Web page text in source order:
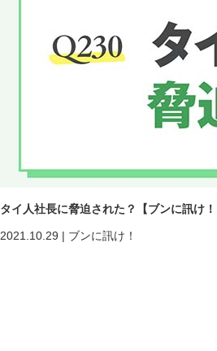
タイ人社長に脅迫された？【ブンに訊け
2021.10.29 | ブンに訊け！